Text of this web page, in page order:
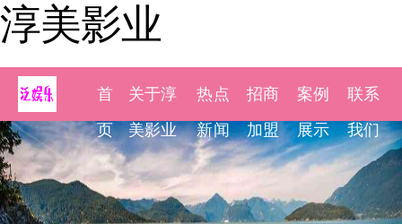
淳美影业
首
页
关于淳
美影业
热点
新闻
招商
加盟
案例
展示
联系
我们